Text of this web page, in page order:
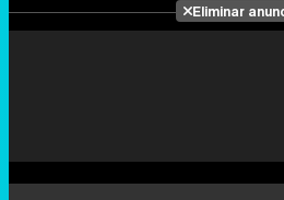
Eliminar